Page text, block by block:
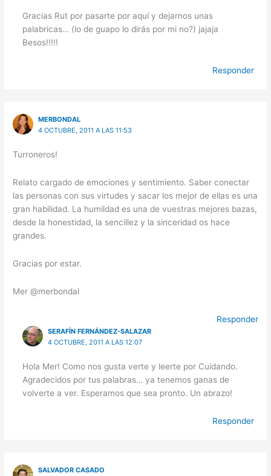
Gracias Rut por pasarte por aquí y dejarnos unas
palabricas… (lo de guapo lo dirás por mi no?) jajaja
Besos!!!!!
Responder
MERBONDAL
4 OCTUBRE, 2011 A LAS 11:53
Turroneros!
Relato cargado de emociones y sentimiento. Saber conectar
las personas con sus virtudes y sacar los mejor de ellas es una
gran habilidad. La humildad es una de vuestras mejores bazas,
desde la honestidad, la sencillez y la sinceridad os hace
grandes.
Gracias por estar.
Mer @merbondal
Responder
SERAFÍN FERNÁNDEZ-SALAZAR
4 OCTUBRE, 2011 A LAS 12:07
Hola Mer! Como nos gusta verte y leerte por Cuidando.
Agradecidos por tus palabras… ya tenemos ganas de
volverte a ver. Esperamos que sea pronto. Un abrazo!
Responder
SALVADOR CASADO